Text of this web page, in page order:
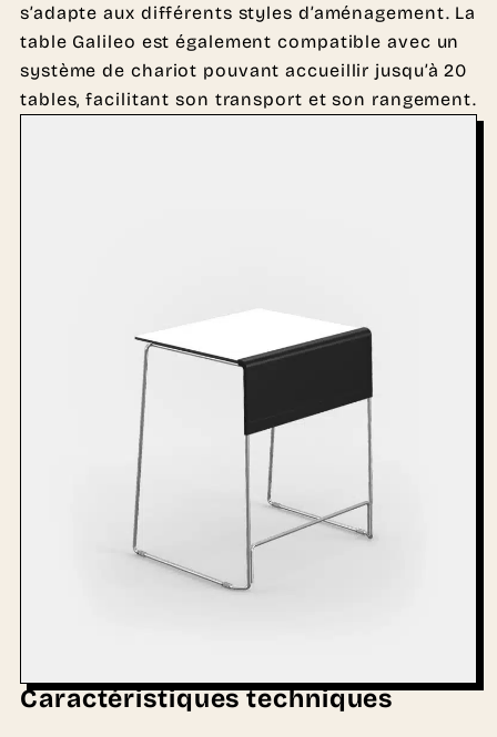
s’adapte aux différents styles d’aménagement. La
table Galileo est également compatible avec un
système de chariot pouvant accueillir jusqu’à 20
tables, facilitant son transport et son rangement.
Caractéristiques techniques